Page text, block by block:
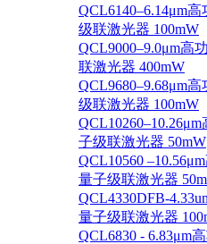
QCL6140–6.14μm
级联激光器 100mW
QCL9000–9.0μm高
联激光器 400mW
QCL9680–9.68μm
级联激光器 100mW
子级联激光器 50mW
QCL10560
量子级联激光器
QCL4330DFB-
量子级联激光器
QCL6830 - 6.83μm